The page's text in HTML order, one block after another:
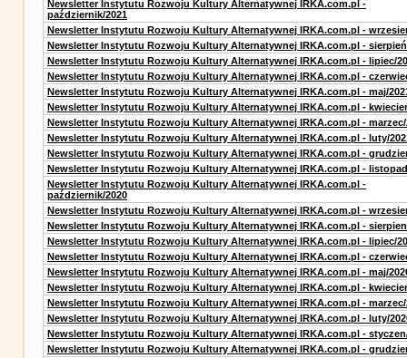
Newsletter Instytutu Rozwoju Kultury Alternatywnej IRKA.com.pl -
październik/2021
Newsletter Instytutu Rozwoju Kultury Alternatywnej IRKA.com.pl -
Newsletter Instytutu Rozwoju Kultury Alternatywnej IRKA.com.pl -
Newsletter Instytutu Rozwoju Kultury Alternatywnej IRKA.com.pl - lipiec/
Newsletter Instytutu Rozwoju Kultury Alternatywnej IRKA.com.pl -
Newsletter Instytutu Rozwoju Kultury Alternatywnej IRKA.com.pl - maj/
Newsletter Instytutu Rozwoju Kultury Alternatywnej IRKA.com.pl -
Newsletter Instytutu Rozwoju Kultury Alternatywnej IRKA.com.pl - marzec/
Newsletter Instytutu Rozwoju Kultury Alternatywnej IRKA.com.pl - luty/
Newsletter Instytutu Rozwoju Kultury Alternatywnej IRKA.com.pl -
Newsletter Instytutu Rozwoju Kultury Alternatywnej IRKA.com.pl -
Newsletter Instytutu Rozwoju Kultury Alternatywnej IRKA.com.pl -
październik/2020
Newsletter Instytutu Rozwoju Kultury Alternatywnej IRKA.com.pl -
Newsletter Instytutu Rozwoju Kultury Alternatywnej IRKA.com.pl -
Newsletter Instytutu Rozwoju Kultury Alternatywnej IRKA.com.pl - lipiec/
Newsletter Instytutu Rozwoju Kultury Alternatywnej IRKA.com.pl -
Newsletter Instytutu Rozwoju Kultury Alternatywnej IRKA.com.pl - maj/
Newsletter Instytutu Rozwoju Kultury Alternatywnej IRKA.com.pl -
Newsletter Instytutu Rozwoju Kultury Alternatywnej IRKA.com.pl - marzec/
Newsletter Instytutu Rozwoju Kultury Alternatywnej IRKA.com.pl - luty/
Newsletter Instytutu Rozwoju Kultury Alternatywnej IRKA.com.pl -
Newsletter Instytutu Rozwoju Kultury Alternatywnej IRKA.com.pl -